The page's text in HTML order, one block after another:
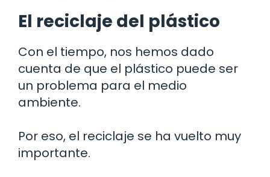
El reciclaje del plástico
Con el tiempo, nos hemos dado
cuenta de que el plástico puede ser
un problema para el medio
ambiente.
Por eso, el reciclaje se ha vuelto muy
importante.